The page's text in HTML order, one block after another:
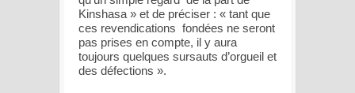
Kinshasa » et de préciser : « tant que
ces revendications fondées ne seront
pas prises en compte, il y aura
toujours quelques sursauts d’orgueil et
des défections ».